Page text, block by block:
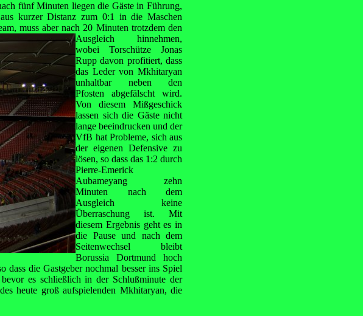
fünf Minuten liegen die Gäste in Führung,
kurzer Distanz zum 0:1 in die Maschen
muss aber nach 20 Minuten trotzdem den
Ausgleich hinnehmen,
wobei Torschütze Jonas
Rupp davon profitiert, dass
das Leder von Mkhitaryan
unhaltbar neben den
Pfosten abgefälscht wird.
Von diesem Mißgeschick
lassen sich die Gäste nicht
lange beeindrucken und der
VfB hat Probleme, sich aus
der eigenen Defensive zu
lösen, so dass das 1:2 durch
Pierre-Emerick
Aubameyang zehn
Minuten nach dem
Ausgleich keine
Überraschung ist. Mit
diesem Ergebnis geht es in
die Pause und nach dem
Seitenwechsel bleibt
Borussia Dortmund hoch
dass die Gastgeber nochmal besser ins Spiel
es schließlich in der Schlußminute der
heute groß aufspielenden Mkhitaryan, die